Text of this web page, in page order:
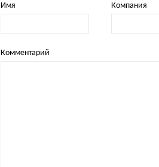
Имя Компания
Комментарий